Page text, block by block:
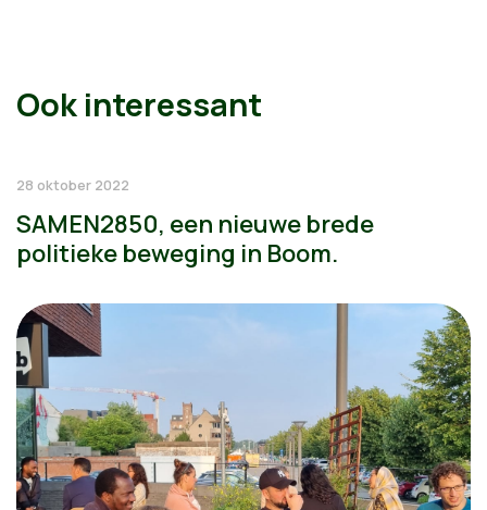
Ook interessant
28 oktober 2022
SAMEN2850, een nieuwe brede
politieke beweging in Boom.